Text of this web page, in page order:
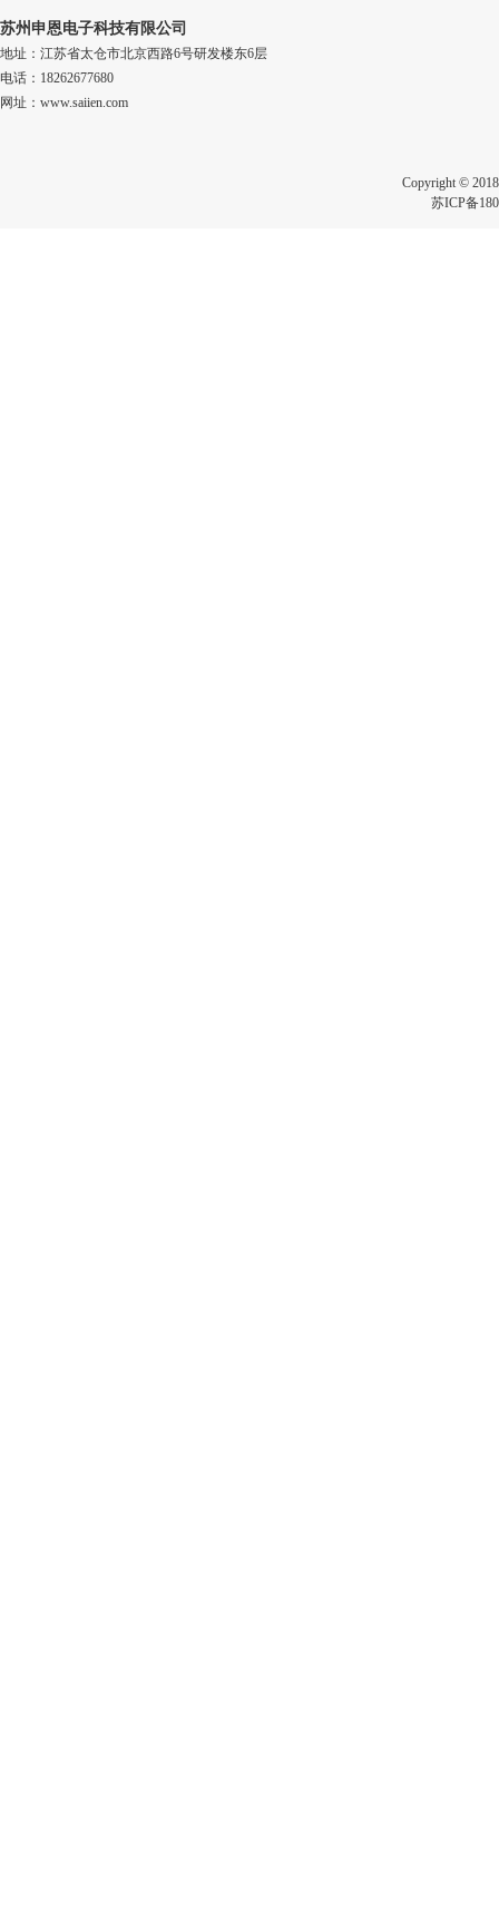
苏州申恩电子科技有限公司
地址：江苏省太仓市北京西路6号研发楼东6层
电话：18262677680
网址：www.saiien.com
Copyright ©
苏ICP备